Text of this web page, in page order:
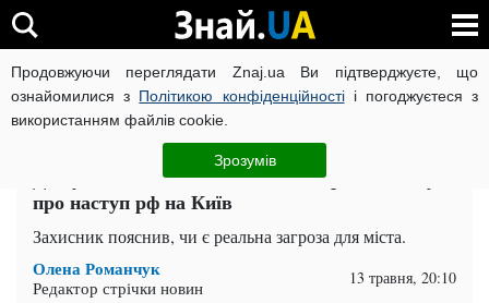
Продовжуючи переглядати Znaj.ua Ви підтверджуєте, що
ознайомилися з Політикою конфіденційностіі погоджуєтеся з
використанням файлів cookie.
Зрозумів
ВІЙНА РОСІЇ ПРОТИ УКРАЇНИ КОРОНАВІРУС В УКРАЇНІ
ЧИТАТЬ НА РУССКОМ
Дійдуть до столиці? Військовий зробив заяву
про наступ рф на Київ
Захисник пояснив, чи є реальна загроза для міста.
Олена Романчук
Редактор стрічки новин 13 травня, 20:10